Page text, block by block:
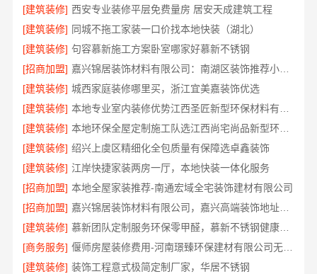
[建筑装修] 西安专业装修平层免费量房 居安天成建筑工程
[建筑装修] 同城不拖工家装一口价找本地快装（湖北）
[建筑装修] 句容慕新施工方案卧室哪家好慕新不锈钢
[招商加盟]
嘉兴锦居装饰材料有限公司：南湖区装饰推荐小户型
[建筑装修] 城西家庭装修哪里买，浙江宜美嘉装饰优选
[建筑装修]
[建筑装修]
本地环保全屋定制施工队选江西尚宅尚品新型环保材料有限公司
[建筑装修] 绍兴上虞区精细化全包质量有保障选卓鑫装饰
[建筑装修] 江岸快捷家装两房一厅，本地快装一体化服务
[招商加盟] 本地全屋家装推荐-南通宏域全宅装饰建材有限公司
[招商加盟]
嘉兴锦居装饰材料有限公司，嘉兴高端装饰地址查询
[建筑装修]
慕新团队定制服务环保零甲醛，慕新不锈钢健康居家首选
[商务服务]
偃师房屋装修费用-河南璟臻环保建材有限公司无隐形消费
[建筑装修] 装饰工程意式极简定制厂家，华居不锈钢